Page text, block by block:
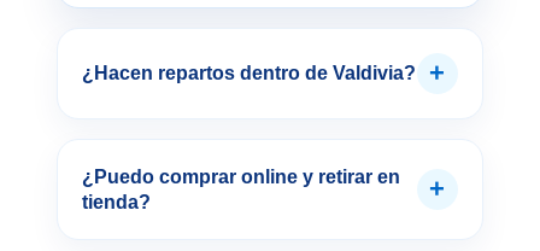
¿Hacen repartos dentro de Valdivia? +
¿Puedo comprar online y retirar en
tienda?
+